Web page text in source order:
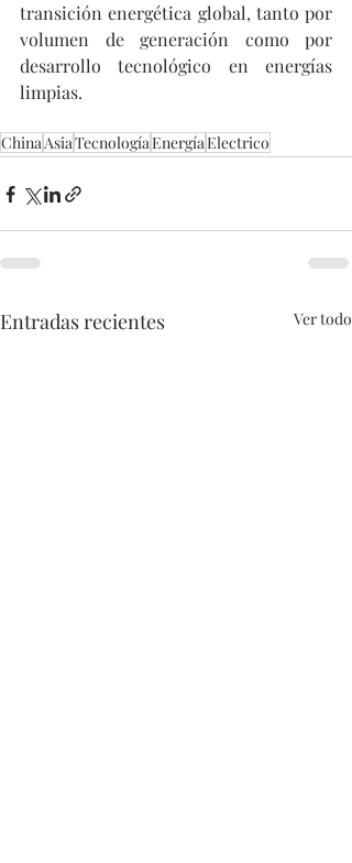
transición energética global, tanto por
volumen de generación como por
desarrollo tecnológico en energías
limpias.
ChinaAsiaTecnologíaEnergíaElectrico
Entradas recientes Ver todo